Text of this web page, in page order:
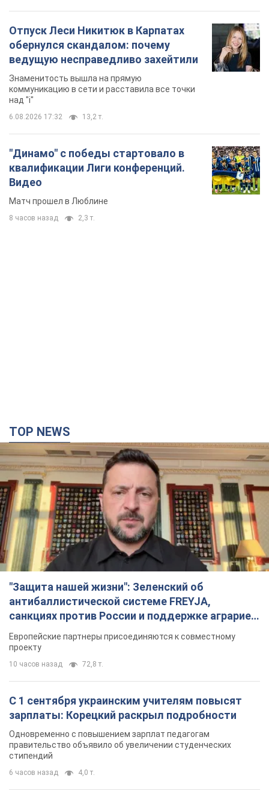
Отпуск Леси Никитюк в Карпатах
обернулся скандалом: почему
ведущую несправедливо захейтили
Знаменитость вышла на прямую
коммуникацию в сети и расставила все точки
над "i"
6.08.2026 17:32 13,2 т.
"Динамо" с победы стартовало в
квалификации Лиги конференций.
Видео
Матч прошел в Люблине
8 часов назад 2,3 т.
TOP NEWS
"Защита нашей жизни": Зеленский об
антибаллистической системе FREYJA,
санкциях против России и поддержке аграриев.
Видео
Европейские партнеры присоединяются к совместному
проекту
10 часов назад 72,8 т.
С 1 сентября украинским учителям повысят
зарплаты: Корецкий раскрыл подробности
Одновременно с повышением зарплат педагогам
правительство объявило об увеличении студенческих
стипендий
6 часов назад 4,0 т.